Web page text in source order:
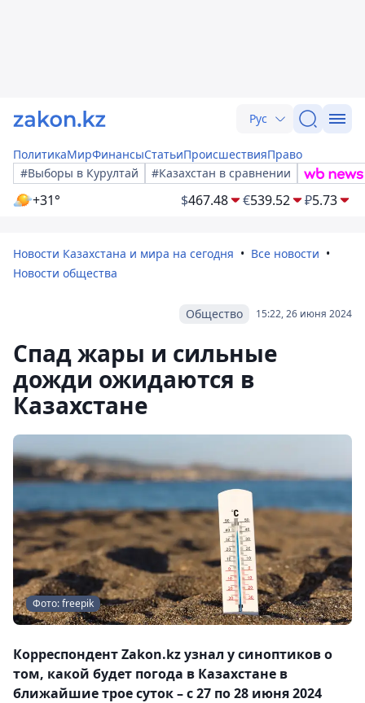
Рус
ПолитикаМирФинансыСтатьиПроисшествияПраво
#Выборы в Курултай
#Казахстан в сравнении
+31° $467.48 €539.52 ₽5.73
Новости Казахстана и мира на сегодня
Все новости
Новости общества
15:22, 26 июня 2024
Общество
Спад жары и сильные
дожди ожидаются в
Казахстане
Фото: freepik
Корреспондент Zakon.kz узнал у синоптиков о
том, какой будет погода в Казахстане в
ближайшие трое суток – с 27 по 28 июня 2024